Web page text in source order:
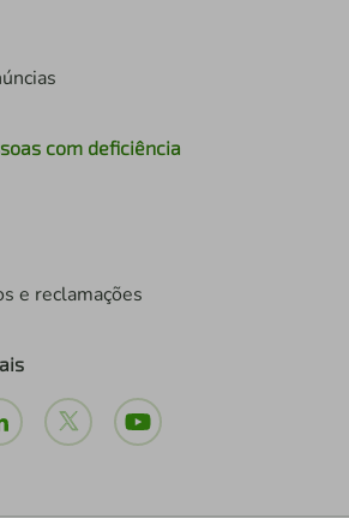
com deficiência
e reclamações